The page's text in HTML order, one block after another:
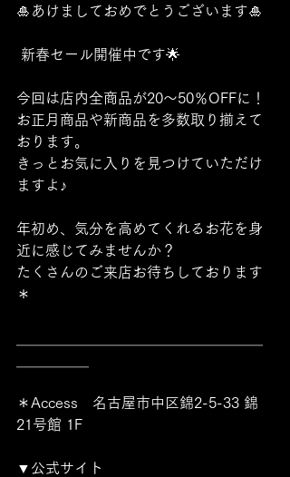
🎍あけましておめでとうございます🎍
新春セール開催中です🌟
今回は店内全商品が20〜50％OFFに！
お正月商品や新商品を多数取り揃えて
おります。
きっとお気に入りを見つけていただけ
ますよ♪
年初め、気分を高めてくれるお花を身
近に感じてみませんか？
たくさんのご来店お待ちしております
＊
＊Access　名古屋市中区錦2-5-33 錦
21号館 1F
▼公式サイト